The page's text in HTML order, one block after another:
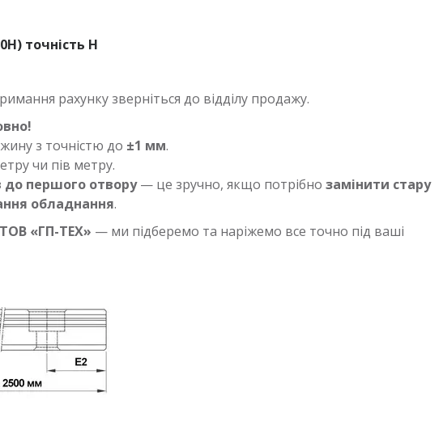
точність H
рахунку зверніться до відділу продажу.
з точністю до ±1 мм.
чи пів метру.
до першого отвору— це зручно, якщо потрібно замінити стару
обладнання.
«ГП-ТЕХ» — ми підберемо та наріжемо все точно під ваші